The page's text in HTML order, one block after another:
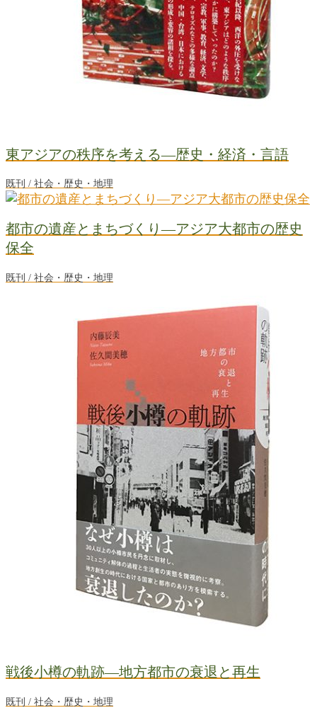
東アジアの秩序を考える―歴史・経済・言語
既刊 / 社会・歴史・地理
都市の遺産とまちづくり―アジア大都市の歴史
保全
既刊 / 社会・歴史・地理
戦後小樽の軌跡―地方都市の衰退と再生
既刊 / 社会・歴史・地理